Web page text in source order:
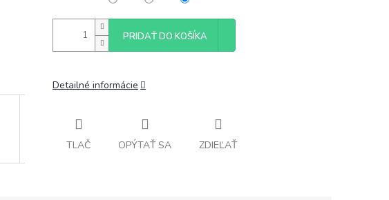
PRIDAŤ DO KOŠÍKA
Detailné informácie
TLAČ OPÝTAŤ SA ZDIEĽAŤ